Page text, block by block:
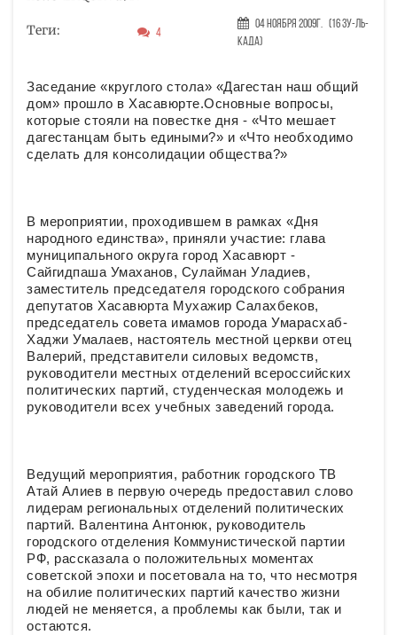
Теги: 4
04 Ноября 2009г. (16 Зу-ль-
када)
Заседание «круглого стола» «Дагестан наш общий
дом» прошло в Хасавюрте.Основные вопросы,
которые стояли на повестке дня - «Что мешает
дагестанцам быть едиными?» и «Что необходимо
сделать для консолидации общества?»
В мероприятии, проходившем в рамках «Дня
народного единства», приняли участие: глава
муниципального округа город Хасавюрт -
Сайгидпаша Умаханов, Сулайман Уладиев,
заместитель председателя городского собрания
депутатов Хасавюрта Мухажир Салахбеков,
председатель совета имамов города Умарасхаб-
Хаджи Умалаев, настоятель местной церкви отец
Валерий, представители силовых ведомств,
руководители местных отделений всероссийских
политических партий, студенческая молодежь и
руководители всех учебных заведений города.
Ведущий мероприятия, работник городского ТВ
Атай Алиев в первую очередь предоставил слово
лидерам региональных отделений политических
партий. Валентина Антонюк, руководитель
городского отделения Коммунистической партии
РФ, рассказала о положительных моментах
советской эпохи и посетовала на то, что несмотря
на обилие политических партий качество жизни
людей не меняется, а проблемы как были, так и
остаются.